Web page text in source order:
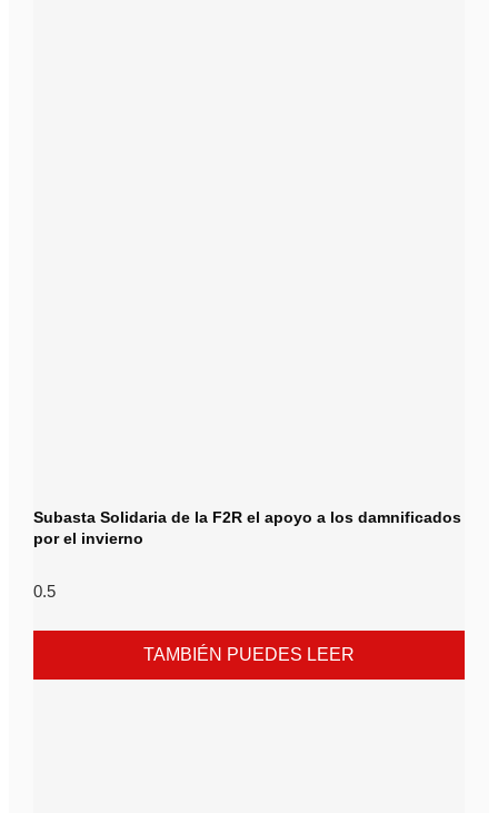
Subasta Solidaria de la F2R el apoyo a los damnificados
por el invierno
TAMBIÉN PUEDES LEER